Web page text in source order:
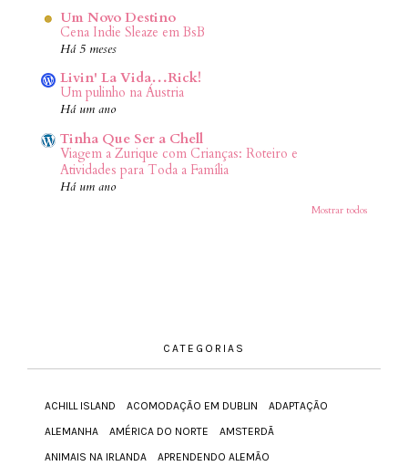
Um Novo Destino
Cena Indie Sleaze em BsB
Há 5 meses
Livin' La Vida…Rick!
Um pulinho na Áustria
Há um ano
Tinha Que Ser a Chell
Viagem a Zurique com Crianças: Roteiro e
Atividades para Toda a Família
Há um ano
Mostrar todos
CATEGORIAS
ACHILL ISLAND ACOMODAÇÃO EM DUBLIN
ADAPTAÇÃO
ALEMANHA
AMÉRICA DO NORTE
AMSTERDÃ
ANIMAIS NA IRLANDA
APRENDENDO ALEMÃO